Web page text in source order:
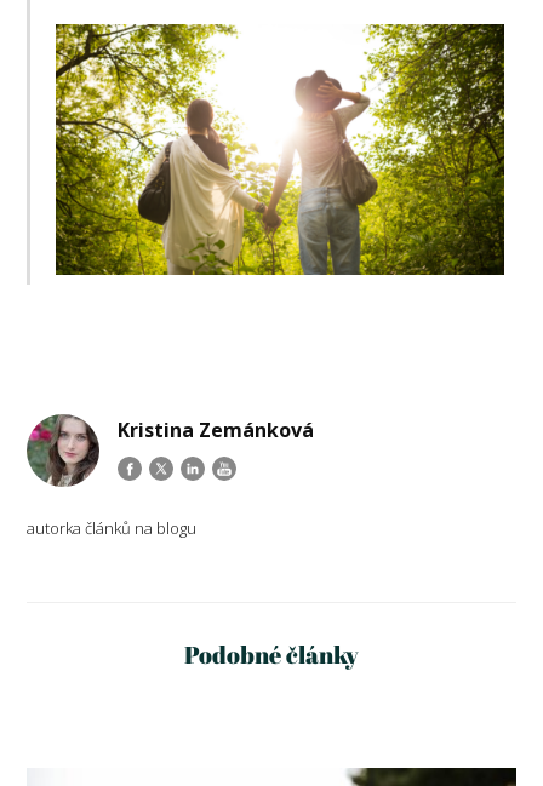
Kristina Zemánková
autorka článků na blogu
Podobné články